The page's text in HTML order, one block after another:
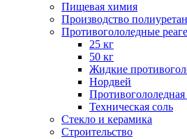
Пищевая химия
Производство
Противогололедные
25 кг
50 кг
Жидкие
Нордвей
Техническая соль
Стекло и керамика
Строительство